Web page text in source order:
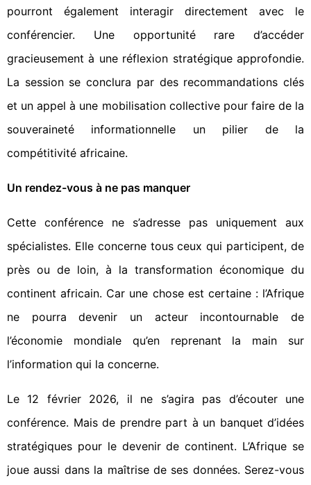
pourront également interagir directement avec le
conférencier. Une opportunité rare d’accéder
gracieusement à une réflexion stratégique approfondie.
La session se conclura par des recommandations clés
et un appel à une mobilisation collective pour faire de la
souveraineté informationnelle un pilier de la
compétitivité africaine.
Un rendez-vous à ne pas manquer
Cette conférence ne s’adresse pas uniquement aux
spécialistes. Elle concerne tous ceux qui participent, de
près ou de loin, à la transformation économique du
continent africain. Car une chose est certaine : l’Afrique
ne pourra devenir un acteur incontournable de
l’économie mondiale qu’en reprenant la main sur
l’information qui la concerne.
Le 12 février 2026, il ne s’agira pas d’écouter une
conférence. Mais de prendre part à un banquet d’idées
stratégiques pour le devenir de continent. L’Afrique se
joue aussi dans la maîtrise de ses données. Serez-vous